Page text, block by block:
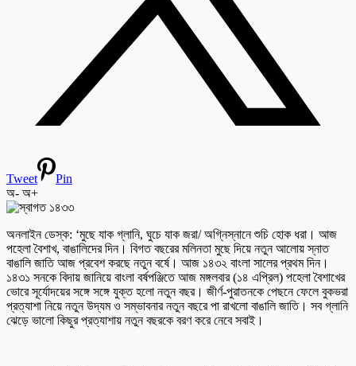
Tweet
Pin
অ- অ+
অনলাইন ডেস্ক: ‘মুছে যাক গ্লানি, ঘুচে যাক জরা/ অগ্নিস্নানে শুচি হোক ধরা। আজ
পহেলা বৈশাখ, বাঙালিদের দিন। বিগত বছরের মলিনতা মুছে দিয়ে নতুন আলোয় স্নাত
বাঙালি জাতি আজ প্রবেশ করছে নতুন বর্ষে। আজ ১৪৩২ বাংলা সালের প্রথম দিন।
১৪৩১ সনকে বিদায় জানিয়ে বাংলা বর্ষপঞ্জিতে আজ মঙ্গলবার (১৪ এপ্রিল) পহেলা বৈশাখের
ভোরে সূর্যোদয়ের সঙ্গে সঙ্গে যুক্ত হলো নতুন বছর। জীর্ণ-পুরাতনকে পেছনে ফেলে বুকভরা
প্রত্যাশা নিয়ে নতুন উদ্যম ও সম্ভাবনার নতুন বছরে পা রাখলো বাঙালি জাতি। সব গ্লানি
ঝেড়ে ভালো কিছুর প্রত্যাশায় নতুন বছরকে বরণ করে নেবে সবাই।